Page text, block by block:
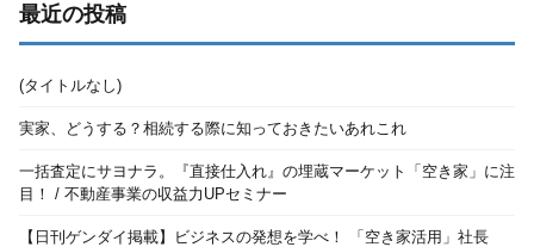
最近の投稿
(タイトルなし)
実家、どうする？相続する際に知っておきたいあれこれ
一括査定にサヨナラ。『直接仕入れ』の埋蔵マーケット「空き家」に注
目！ / 不動産事業の収益力UPセミナー
【日刊ゲンダイ掲載】ビジネスの発想を学べ！ 「空き家活用」社長